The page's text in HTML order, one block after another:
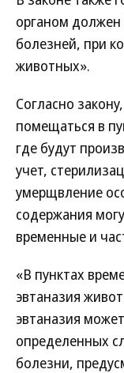
органом должен
болезней, при
животных».
Согласно
помещаться в
где будут
учет,
умерщвление
содержания
временные и
«В пунктах
эвтаназия
эвтаназия
определенных
болезни,